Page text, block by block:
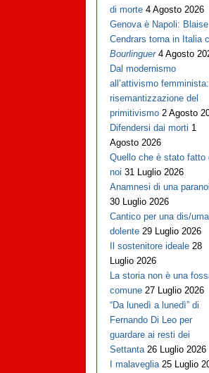
di morte 4 Agosto 2026
Genova è Napoli: Blaise
Cendrars torna in Italia
Bourlinguer 4 Agosto
Dal modernismo
all’attivismo
risemantizzazione del
primitivismo 2 Agosto
Difendersi dai morti 1
Agosto 2026
Quello che è stato fatto
noi 31 Luglio 2026
Anamnesi di una
30 Luglio 2026
Cantico per una dis/
dolente 29 Luglio 2026
Il sostenitore ideale 28
Luglio 2026
La storia non è una
comune 27 Luglio 2026
“Da lunedì a lunedì” di
Fernando Di Leo per
guardare ai resti dei
Settanta 26 Luglio 2026
I malaveglia 25 Luglio